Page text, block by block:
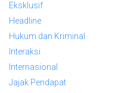
Eksklusif
Headline
Hukum dan Kriminal
Interaksi
Internasional
Jajak Pendapat